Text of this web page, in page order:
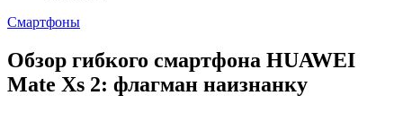
Смартфоны
Обзор гибкого смартфона HUAWEI
Mate Xs 2: флагман наизнанку